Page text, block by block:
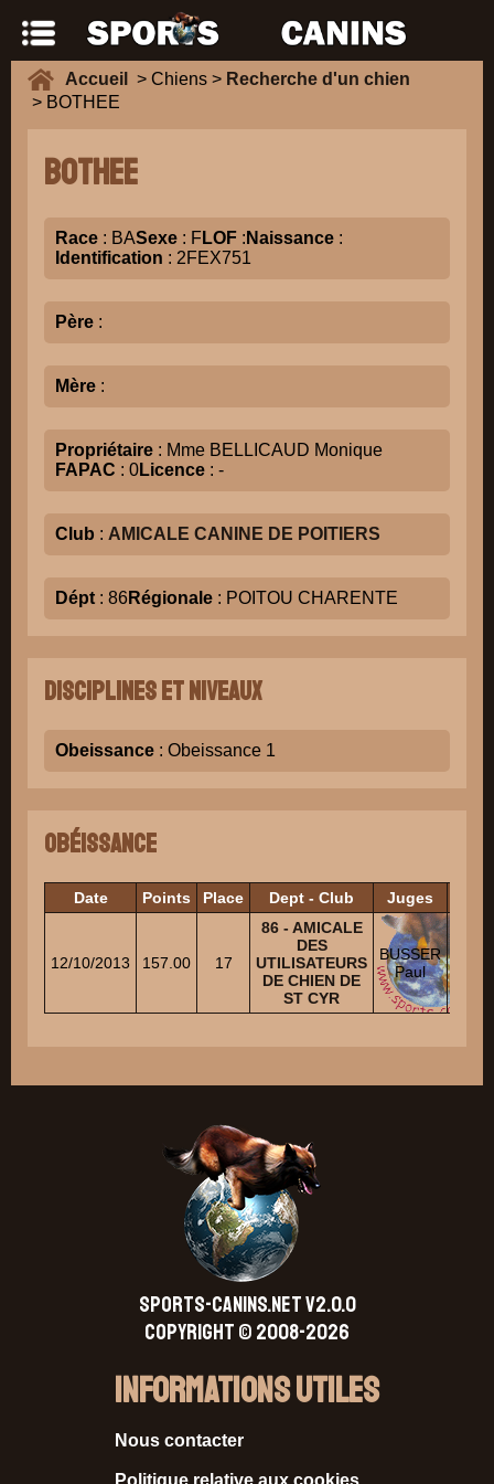
Accueil > Chiens > Recherche d'un chien
> BOTHEE
BOTHEE
Race : BASexe : FLOF : Naissance :
Identification : 2FEX751
Père :
Mère :
Propriétaire : Mme BELLICAUD Monique
FAPAC : 0Licence : -
Club : AMICALE CANINE DE POITIERS
Dépt : 86Régionale : POITOU CHARENTE
Disciplines et niveaux
Obeissance : Obeissance 1
Obéissance
Date Points Place Dept - Club Juges
12/10/2013 157.00 17
86 - AMICALE
DES
UTILISATEURS
DE CHIEN DE
ST CYR
BUSSER
Paul
SPORTS-CANINS.NET V2.0.0
Copyright © 2008-2026
Informations Utiles
Nous contacter